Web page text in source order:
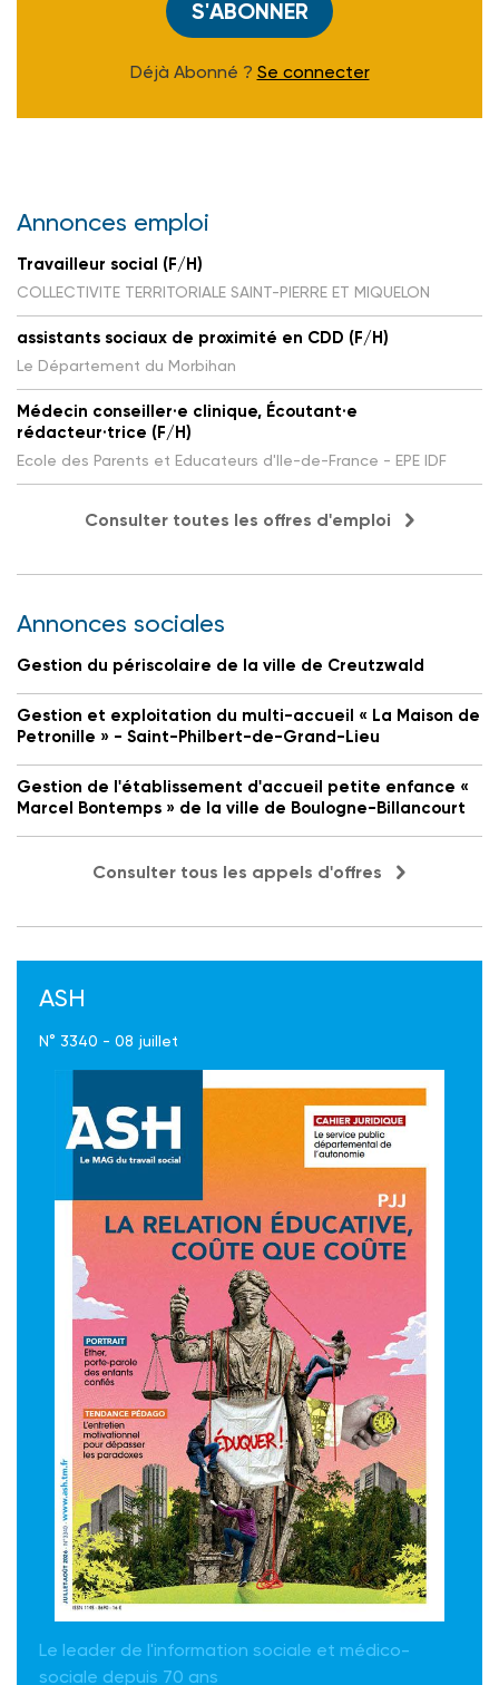
S'ABONNER
Déjà Abonné ? Se connecter
Annonces emploi
Travailleur social (F/H)
COLLECTIVITE TERRITORIALE SAINT-PIERRE ET MIQUELON
assistants sociaux de proximité en CDD (F/H)
Le Département du Morbihan
Médecin conseiller·e clinique, Écoutant·e
rédacteur·trice (F/H)
Ecole des Parents et Educateurs d'Ile-de-France - EPE IDF
Consulter toutes les offres d'emploi
Annonces sociales
Gestion du périscolaire de la ville de Creutzwald
Gestion et exploitation du multi-accueil « La Maison de
Petronille » - Saint-Philbert-de-Grand-Lieu
Gestion de l'établissement d'accueil petite enfance «
Marcel Bontemps » de la ville de Boulogne-Billancourt
Consulter tous les appels d'offres
ASH
N° 3340 - 08 juillet
Le leader de l'information sociale et médico-
sociale depuis 70 ans